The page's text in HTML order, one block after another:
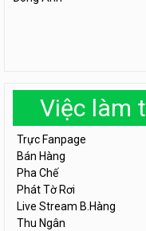
Việc làm
Trực Fanpage
Bán Hàng
Pha Chế
Phát Tờ Rơi
Live Stream B.Hàng
Thu Ngân